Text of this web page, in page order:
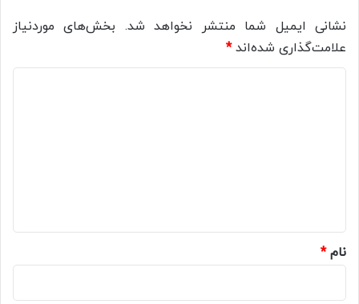
نشانی ایمیل شما منتشر نخواهد شد. بخش‌های موردنیاز
علامت‌گذاری شده‌اند*
نام*